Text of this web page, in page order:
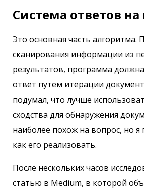
Система ответов
Это основная часть алгоритма.
сканирования информации из
результатов, программа
ответ путем итерации
подумал, что лучше
сходства для обнаружения
наиболее похож на вопрос, но я
как его реализовать.
После нескольких часов
статью в Medium, в которой